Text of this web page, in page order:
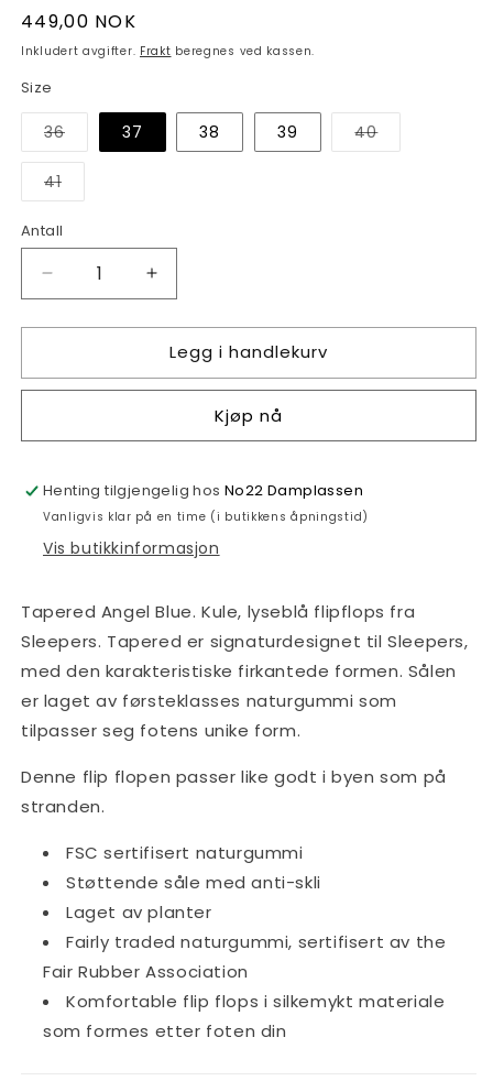
Vanlig
pris
449,00 NOK
Inkludert avgifter. Frakt beregnes ved kassen.
Size
36Varianten
er
utsolgt
37 38 39 40Varianten
er
41Varianten
er
eller
utilgjengelig
Antall
Antall
antallet
for
Angel
Blue
Øk
antallet
for
Tapered
Angel
Blue
Legg i handlekurv
Kjøp nå
Henting tilgjengelig hos No22 Damplassen
Vanligvis klar på en time (i butikkens åpningstid)
Vis butikkinformasjon
Tapered Angel Blue. Kule, lyseblå flipflops fra
Sleepers. Tapered er signaturdesignet til Sleepers,
med den karakteristiske firkantede formen. Sålen
er laget av førsteklasses naturgummi som
tilpasser seg fotens unike form.
Denne flip flopen passer like godt i byen som på
stranden.
FSC sertifisert naturgummi
Støttende såle med anti-skli
Laget av planter
Fairly traded naturgummi, sertifisert av the
Fair Rubber Association
Komfortable flip flops i silkemykt materiale
som formes etter foten din